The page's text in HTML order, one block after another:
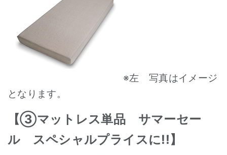
※左 写真はイメージ
となります。
【③マットレス単品 サマーセー
ル スペシャルプライスに!!】